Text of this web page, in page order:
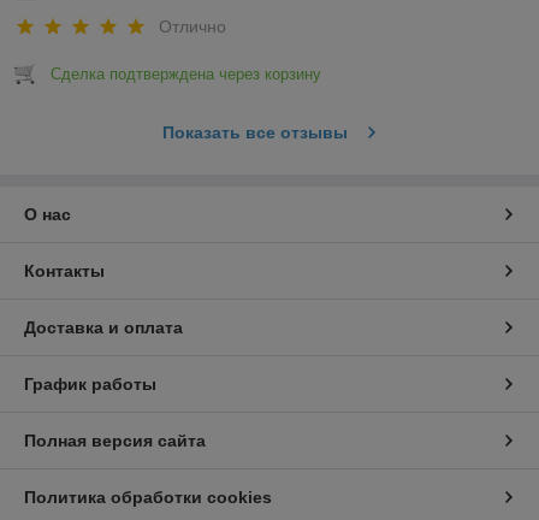
Отлично
Сделка подтверждена через корзину
Показать все отзывы
О нас
Контакты
Доставка и оплата
График работы
Полная версия сайта
Политика обработки cookies